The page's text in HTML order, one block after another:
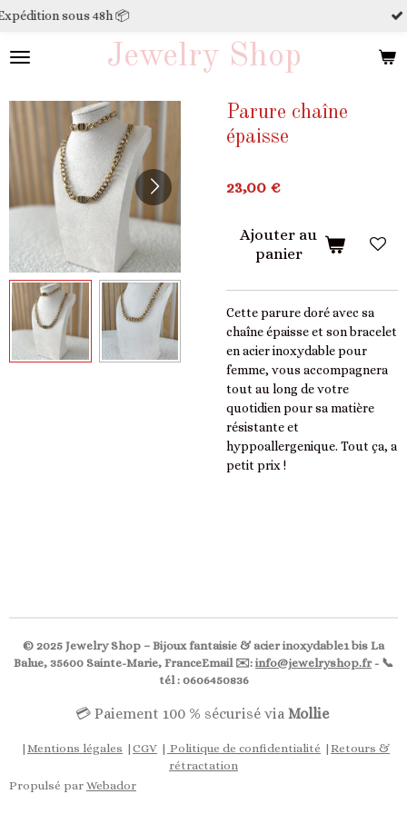
Passer
contenu
Jewelry Shop
💳 Paiement sécurisé
Parure chaîne
épaisse
23,00 €
Ajouter au
panier
Cette parure doré avec sa
chaîne épaisse et son bracelet
en acier inoxydable pour
femme, vous accompagnera
tout au long de votre
quotidien pour sa matière
résistante et
hyppoallergenique. Tout ça, a
petit prix !
© 2025 Jewelry Shop – Bijoux fantaisie & acier inoxydable1 bis La
Balue, 35600 Sainte-Marie, FranceEmail ✉️: info@jewelryshop.fr- 📞
tél : 0606450836
💳 Paiement 100 % sécurisé via Mollie
| Mentions légales | CGV | Politique de confidentialité | Retours &
rétractation
Propulsé par Webador